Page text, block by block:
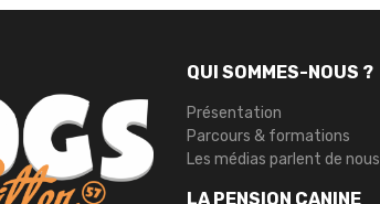
QUI SOMMES-NOUS ?
Présentation
Parcours & formations
Les médias parlent de nous
LA PENSION CANINE